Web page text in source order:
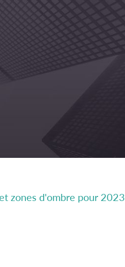
zones d'ombre pour 2023